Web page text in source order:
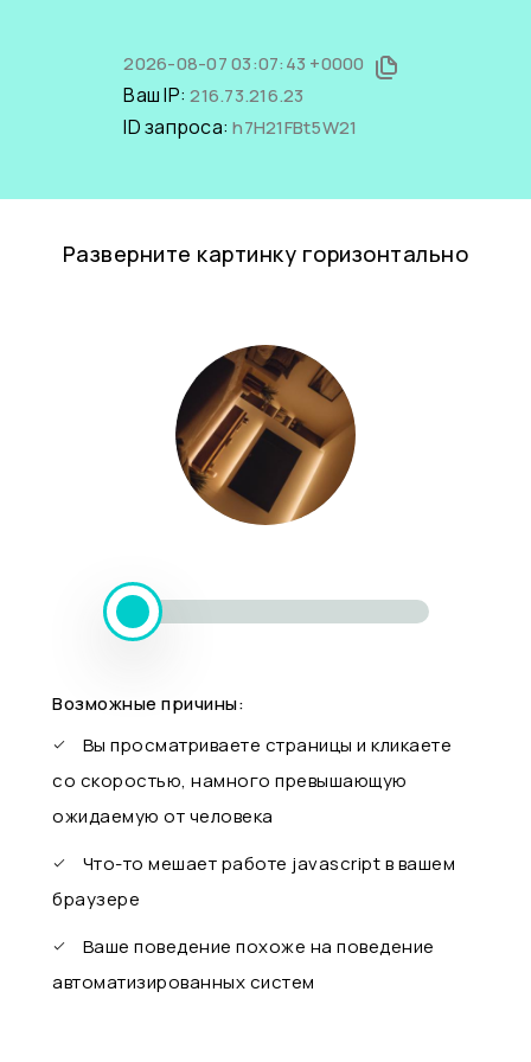
2026-08-07 03:07:43 +0000
Ваш IP:216.73.216.23
ID запроса:h7H21FBt5W21
Разверните картинку горизонтально
Возможные причины:
Вы просматриваете страницы и кликаете
со скоростью, намного превышающую
ожидаемую от человека
Что-то мешает работе javascript в вашем
браузере
Ваше поведение похоже на поведение
автоматизированных систем